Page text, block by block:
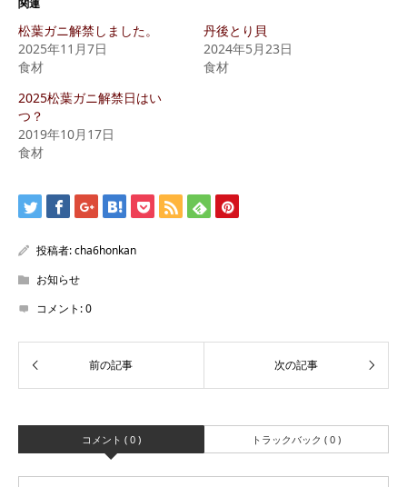
関連
松葉ガニ解禁しました。
2025年11月7日
食材
丹後とり貝
2024年5月23日
食材
2025松葉ガニ解禁日はい
つ？
2019年10月17日
食材
投稿者:cha6honkan
お知らせ
コメント:0
コメント ( 0 ) トラックバック ( 0 )